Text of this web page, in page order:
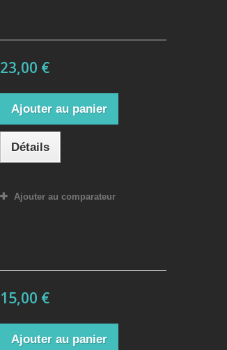
23,00 €
Ajouter au panier
Détails
Ajouter au comparateur
15,00 €
Ajouter au panier